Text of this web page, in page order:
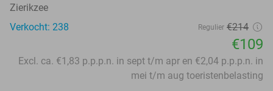
Zierikzee
Verkocht: 238
Regulier €214
€109
Excl. ca. €1,83 p.p.p.n. in sept t/m apr en €2,04 p.p.p.n. in
mei t/m aug toeristenbelasting